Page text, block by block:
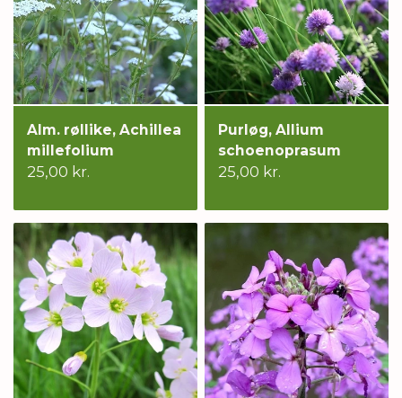
Alm. røllike, Achillea
millefolium
25,00 kr.
Purløg, Allium
schoenoprasum
25,00 kr.